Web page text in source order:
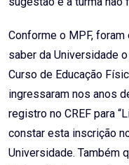
Conforme o MPF,
saber da Universidade
Curso de Educação
ingressaram nos anos
registro no CREF para
constar esta inscrição
Universidade. Também